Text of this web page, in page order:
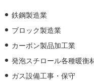
鉄鋼製造業
ブロック製造業
カーボン製品加工業
発泡スチロール各種暖衡
ガス設備工事・保守